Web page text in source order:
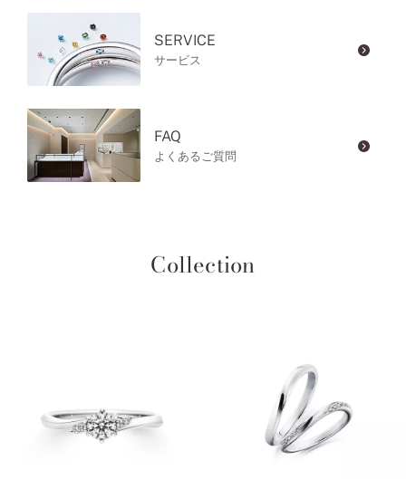
SERVICE
サービス
FAQ
よくあるご質問
Collection